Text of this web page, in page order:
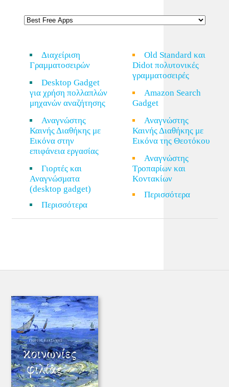
Διαχείριση
Γραμματοσειρών
Desktop Gadget
για χρήση πολλαπλών
μηχανών αναζήτησης
Αναγνώστης
Καινής Διαθήκης με
Εικόνα στην
επιφάνεια εργασίας
Γιορτές και
Αναγνώσματα
(desktop gadget)
Περισσότερα
Old Standard και
Didot πολυτονικές
γραμματοσειρές
Amazon Search
Gadget
Αναγνώστης
Καινής Διαθήκης με
Εικόνα της Θεοτόκου
Αναγνώστης
Τροπαρίων και
Κοντακίων
Περισσότερα